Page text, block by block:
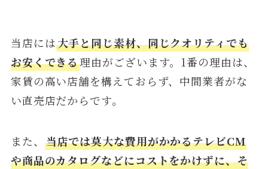
当店には大手と同じ素材、同じクオリティでも
お安くできる理由がございます。1番の理由は、
家賃の高い店舗を構えておらず、中間業者がな
い直売店だからです。
また、 当店では莫大な費用がかかるテレビCM
や商品のカタログなどにコストをかけずに、そ